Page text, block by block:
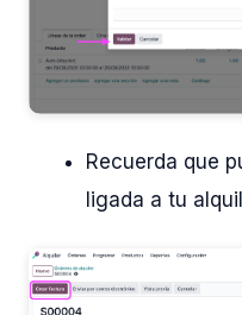
Recuerda que
ligada a tu